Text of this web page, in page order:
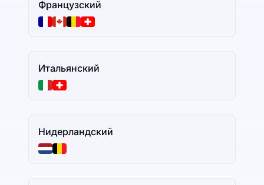
Французский
Итальянский
Нидерландский